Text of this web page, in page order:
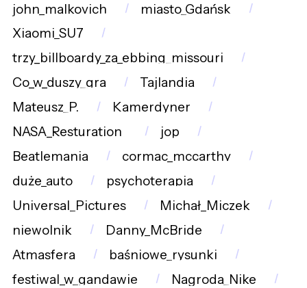
john_malkovich
miasto_Gdańsk
Xiaomi_SU7
trzy_billboardy_za_ebbing_missouri
Co_w_duszy_gra
Tajlandia
Mateusz_P.
Kamerdyner
NASA_Resturation_
jop
Beatlemania
cormac_mccarthy
duże_auto
psychoterapia
Universal_Pictures
Michał_Miczek
niewolnik
Danny_McBride
Atmasfera
baśniowe_rysunki
festiwal_w_gandawie
Nagroda_Nike